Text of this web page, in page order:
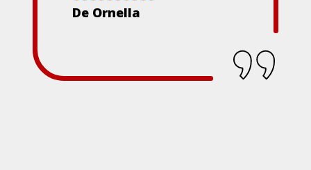
De Ornella